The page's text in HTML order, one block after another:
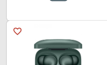
favorite_border